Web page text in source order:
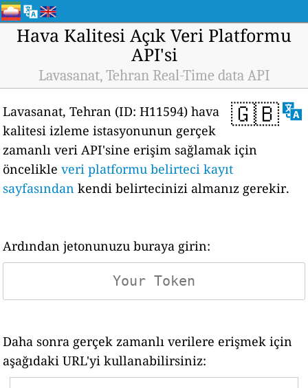
Hava Kalitesi Açık Veri Platformu
API'si
Lavasanat, Tehran Real-Time data API
🇬🇧
Lavasanat, Tehran (ID: H11594) hava
kalitesi izleme istasyonunun gerçek
zamanlı veri API'sine erişim sağlamak için
öncelikleveri platformu belirteci kayıt
sayfasından kendi belirtecinizi almanız gerekir.
Ardından jetonunuzu buraya girin:
Daha sonra gerçek zamanlı verilere erişmek için
aşağıdaki URL'yi kullanabilirsiniz: